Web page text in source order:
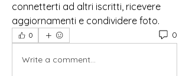
connetterti ad altri iscritti, ricevere
aggiornamenti e condividere foto.
0 0
Write a comment...